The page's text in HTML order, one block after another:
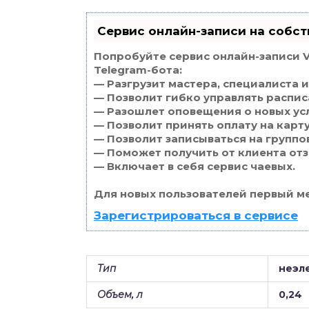
Сервис онлайн-записи на
Попробуйте сервис онлайн-записи
Telegram-бота:
— Разгрузит мастера, специалиста
— Позволит гибко управлять
— Разошлет оповещения о новых
— Позволит принять оплату на
— Позволит записываться на
— Поможет получить от клиента
— Включает в себя сервис чаевых.
Для новых пользователей первый
Зарегистрироваться в сервисе
Тип
Объем, л 0,24